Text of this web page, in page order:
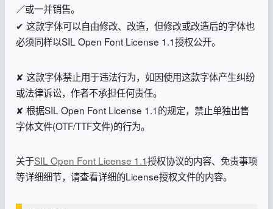
／或一并销售。
✔ 这款字体可以自由修改、改造，但修改或改造后的字体也
必须同样以SIL Open Font License 1.1授权公开。
✘ 这款字体禁止用于违法行为，如因使用这款字体产生纠纷
或法律诉讼，作者不承担任何责任。
✘ 根据SIL Open Font License 1.1的规定，禁止单独出售
字体文件(OTF/TTF文件)的行为。
关于SIL Open Font License 1.1授权协议的内容、免责事项
等详细细节，请查看详细的License授权文件的内容。